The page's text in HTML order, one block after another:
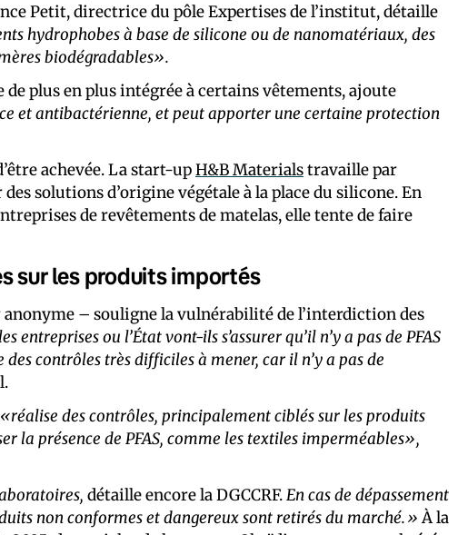
Petit, directrice du pôle Expertises de l’institut, détaille
hydrophobes à base de silicone ou de nanomatériaux, des
biodégradables».
de plus en plus intégrée à certains vêtements, ajoute
et antibactérienne, et peut apporter une certaine protection
achevée. La start-upH&B Materialstravaille par
solutions d’origine végétale à la place du silicone. En
de revêtements de matelas, elle tente de faire
sur les produits importés
– souligne la vulnérabilité de l’interdiction des
entreprises ou l’État vont-ils s’assurer qu’il n’y a pas de PFAS
contrôles très difficiles à mener, car il n’y a pas de
«réalise des contrôles, principalement ciblés sur les produits
la présence de PFAS, comme les textiles imperméables»,
détaille encore la DGCCRF.En cas de dépassement
non conformes et dangereux sont retirés du marché.»À la